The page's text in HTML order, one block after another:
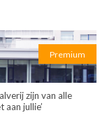
Premium
zijn van alle
aan jullie’